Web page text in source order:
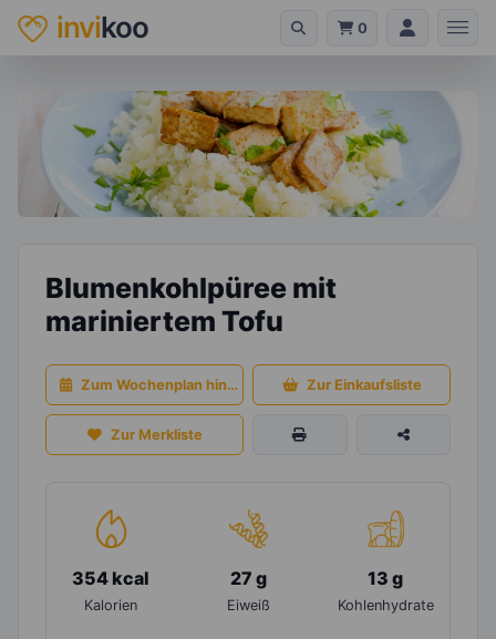
invikoo 0
Blumenkohlpüree mit
mariniertem Tofu
Zum Wochenplan hinzufügen Zur Einkaufsliste
Zur Merkliste
354 kcal
Kalorien
27 g
Eiweiß
13 g
Kohlenhydrate